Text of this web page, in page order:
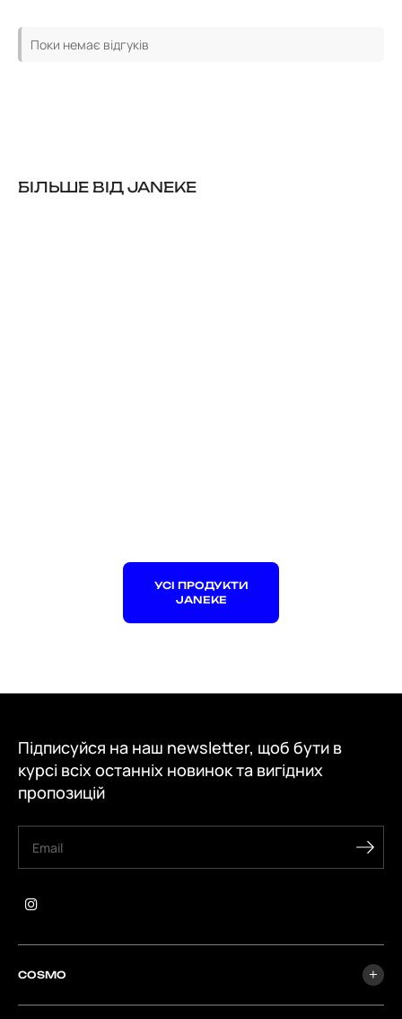
Поки немає відгуків
БІЛЬШЕ ВІД JANEKE
УСІ ПРОДУКТИ
JANEKE
Підписуйся на наш newsletter, щоб бути в
курсі всіх останніх новинок та вигідних
пропозицій
COSMO